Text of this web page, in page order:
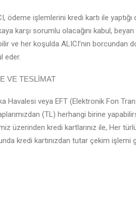
ödeme işlemlerini kredi kartı ile
karşı sorumlu olacağını kabul,
ve her koşulda ALICI’nın borcundan
eder.
VE TESLİMAT
Havalesi veya EFT (Elektronik Fon
(TL) herhangi birine
üzerinden kredi kartlarınız ile, Her
kredi kartınızdan tutar çekim işlemi